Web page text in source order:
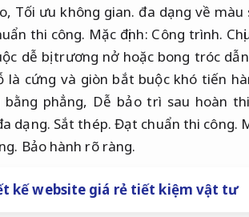
Tối ưu không gian. đa dạng về màu
thi công. Mặc định: Công trình.
dễ bị trương nở hoặc bong tróc
là cứng và giòn bắt buộc khó tiến
bằng phẳng, Dễ bảo trì sau hoàn
dạng. Sắt thép. Đạt chuẩn thi công.
Bảo hành rõ ràng.
kế website giá rẻ tiết kiệm vật tư